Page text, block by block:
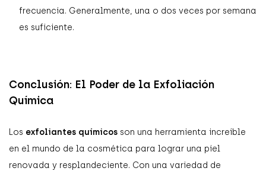
frecuencia. Generalmente, una o dos veces por semana
es suficiente.
Conclusión: El Poder de la Exfoliación
Química
Los exfoliantes químicos son una herramienta increíble
en el mundo de la cosmética para lograr una piel
renovada y resplandeciente. Con una variedad de